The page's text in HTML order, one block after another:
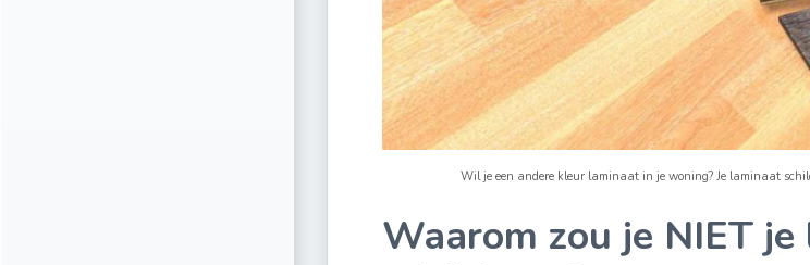
Wil je een andere kleur laminaat in je woning? Je laminaat
Waarom zou je NIET